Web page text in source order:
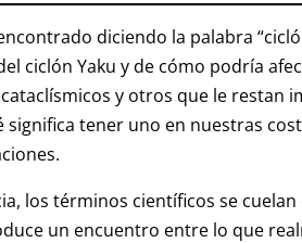
diciendo la palabra
ciclón Yaku y de cómo podría
y otros que le restan
tener uno en nuestras
los términos científicos se
un encuentro entre lo que